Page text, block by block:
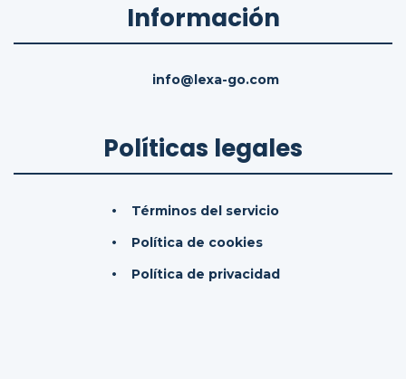
Información
info@lexa-go.com
Políticas legales
Términos del servicio
Política de cookies
Política de privacidad